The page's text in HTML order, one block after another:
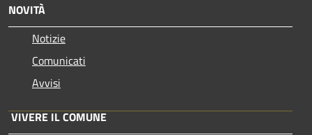
NOVITÀ
Notizie
Comunicati
Avvisi
VIVERE IL COMUNE